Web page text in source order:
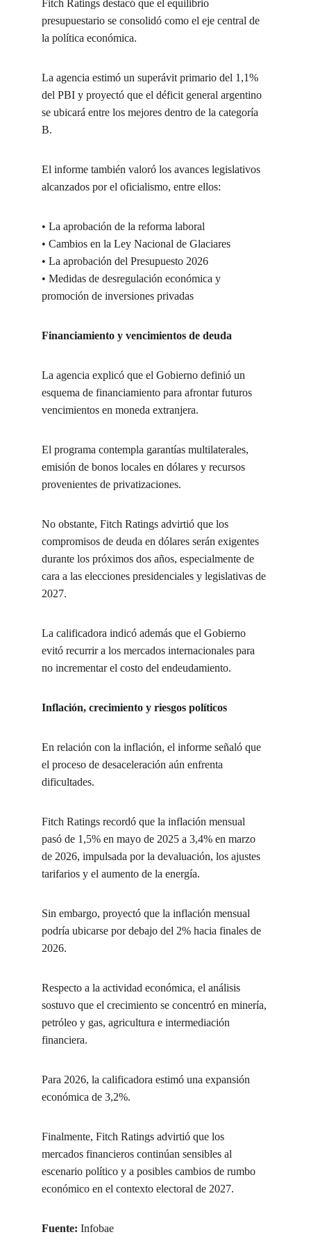
Fitch Ratings destacó que el equilibrio
presupuestario se consolidó como el eje central de
la política económica.
La agencia estimó un superávit primario del 1,1%
del PBI y proyectó que el déficit general argentino
se ubicará entre los mejores dentro de la categoría
B.
El informe también valoró los avances legislativos
alcanzados por el oficialismo, entre ellos:
• La aprobación de la reforma laboral
• Cambios en la Ley Nacional de Glaciares
• La aprobación del Presupuesto 2026
• Medidas de desregulación económica y
promoción de inversiones privadas
Financiamiento y vencimientos de deuda
La agencia explicó que el Gobierno definió un
esquema de financiamiento para afrontar futuros
vencimientos en moneda extranjera.
El programa contempla garantías multilaterales,
emisión de bonos locales en dólares y recursos
provenientes de privatizaciones.
No obstante, Fitch Ratings advirtió que los
compromisos de deuda en dólares serán exigentes
durante los próximos dos años, especialmente de
cara a las elecciones presidenciales y legislativas de
2027.
La calificadora indicó además que el Gobierno
evitó recurrir a los mercados internacionales para
no incrementar el costo del endeudamiento.
Inflación, crecimiento y riesgos políticos
En relación con la inflación, el informe señaló que
el proceso de desaceleración aún enfrenta
dificultades.
Fitch Ratings recordó que la inflación mensual
pasó de 1,5% en mayo de 2025 a 3,4% en marzo
de 2026, impulsada por la devaluación, los ajustes
tarifarios y el aumento de la energía.
Sin embargo, proyectó que la inflación mensual
podría ubicarse por debajo del 2% hacia finales de
2026.
Respecto a la actividad económica, el análisis
sostuvo que el crecimiento se concentró en minería,
petróleo y gas, agricultura e intermediación
financiera.
Para 2026, la calificadora estimó una expansión
económica de 3,2%.
Finalmente, Fitch Ratings advirtió que los
mercados financieros continúan sensibles al
escenario político y a posibles cambios de rumbo
económico en el contexto electoral de 2027.
Fuente: Infobae